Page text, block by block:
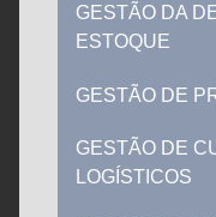
GESTÃO DA
ESTOQUE
GESTÃO DE
GESTÃO DE
LOGÍSTICOS